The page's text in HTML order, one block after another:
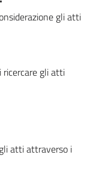
gli atti
ricercare gli atti
atti attraverso i